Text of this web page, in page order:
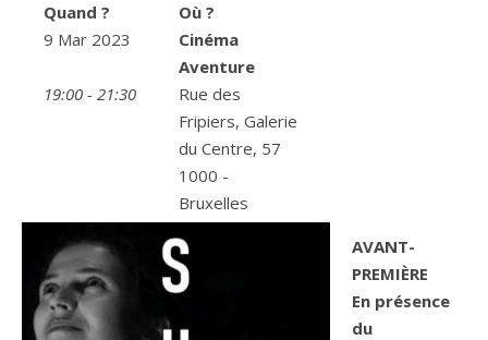
Quand ?
9 Mar 2023
19:00 - 21:30
Où ?
Cinéma
Aventure
Rue des
Fripiers, Galerie
du Centre, 57
1000 -
Bruxelles
AVANT-
PREMIÈRE
En présence
du